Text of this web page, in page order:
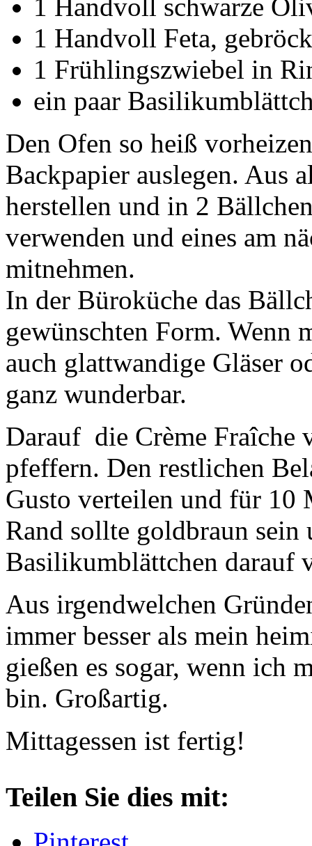
1 Handvoll schwarze
1 Handvoll Feta,
1 Frühlingszwiebel in
ein paar
Den Ofen so heiß
Backpapier auslegen. Aus
herstellen und in 2
verwenden und eines am
mitnehmen.
In der Büroküche das
gewünschten Form. Wenn
auch glattwandige Gläser
ganz wunderbar.
Darauf die Crème Fraîche
pfeffern. Den restlichen
Gusto verteilen und für 10
Rand sollte goldbraun
Basilikumblättchen darauf
Aus irgendwelchen
immer besser als mein
gießen es sogar, wenn ich
bin. Großartig.
Mittagessen ist fertig!
Teilen Sie dies mit: